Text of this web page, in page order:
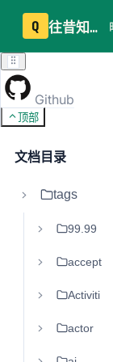
Q 往昔知识库
Github
顶部
文档目录
tags
99.99
accept
Activiti
actor